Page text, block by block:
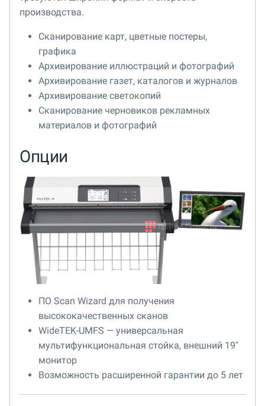
производства.
Сканирование карт, цветные постеры,
графика
Архивирование иллюстраций и фотографий
Архивирование газет, каталогов и журналов
Архивирование светокопий
Сканирование черновиков рекламных
материалов и фотографий
Опции
ПО Scan Wizard для получения
высококачественных сканов
WideTEK-UMFS — универсальная
мультифункциональная стойка, внешний 19"
монитор
Возможность расширенной гарантии до 5 лет